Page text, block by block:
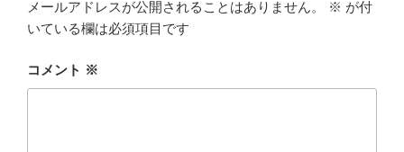
メールアドレスが公開されることはありません。 ※ が付
いている欄は必須項目です
コメント ※